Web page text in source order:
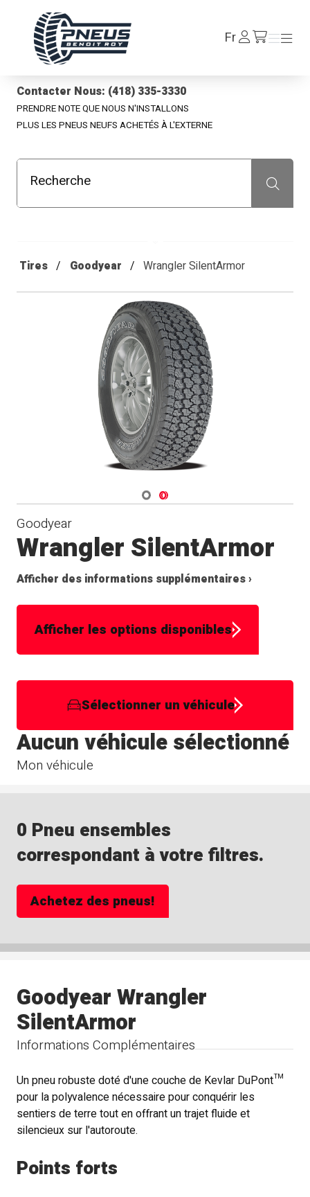
FrSe
connecter/fr/cart
Menu
Menu
Contacter Nous: (418) 335-3330
PRENDRE NOTE QUE NOUS N'INSTALLONS
PLUS LES PNEUS NEUFS ACHETÉS À L'EXTERNE
Recherche Recherche
Tires Goodyear Wrangler SilentArmor
Navigate 1
Navigate 2
Goodyear
Wrangler SilentArmor
Afficher des informations supplémentaires ›
Afficher les options disponibles
Sélectionner un véhicule
Mon véhicule
Aucun véhicule sélectionné
0 Pneu ensembles
correspondant à votre filtres.
Achetez des pneus!
Informations Complémentaires
Goodyear Wrangler
SilentArmor
Un pneu robuste doté d'une couche de Kevlar DuPont™
pour la polyvalence nécessaire pour conquérir les
sentiers de terre tout en offrant un trajet fluide et
silencieux sur l'autoroute.
Points forts